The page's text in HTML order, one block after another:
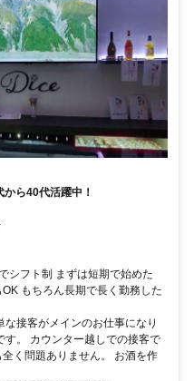
ら40代活躍中！
シフト制 まずは短期で始めた
もちろん長期で長く勤務した
接客がメインのお仕事になり
す。 カウンター越しでの接客で
く問題ありません。 お酒を作